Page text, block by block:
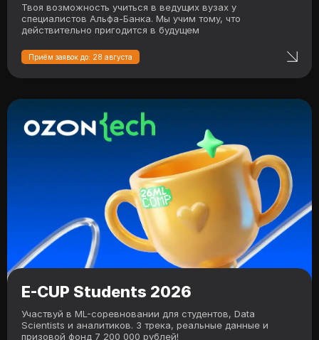
Твоя возможность учиться в ведущих вузах у
специалистов Альфа-Банка. Мы учим тому, что
действительно пригодится в будущем
Приём заявок до: 28 августа
E-CUP Students 2026
Участвуй в ML-соревновании для студентов, Data
Scientists и аналитиков. 3 трека, реальные данные и
призовой фонд 7 200 000 рублей!